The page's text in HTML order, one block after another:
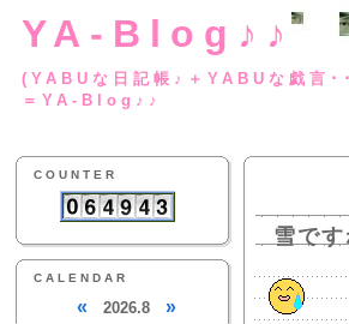
YA-Blog♪♪
(YABUな日記帳♪
＝YA-Blog♪♪
COUNTER
CALENDAR
« 2026.8 »
雪で